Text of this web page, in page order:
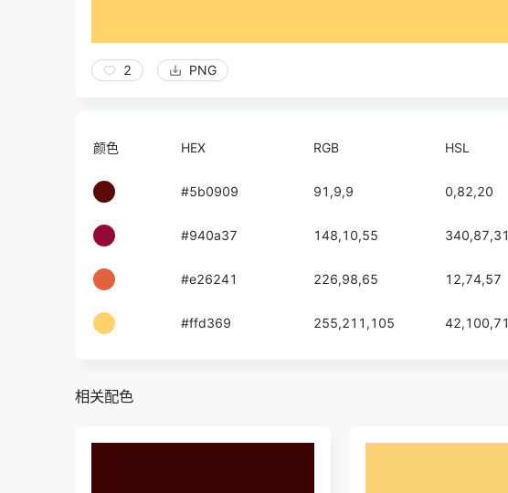
2 PNG
颜色 HEX RGB HSL
#5b0909 91,9,9 0,82,20
#940a37 148,10,55 340,87,31
#e26241 226,98,65 12,74,57
#ffd369 255,211,105 42,100,71
相关配色